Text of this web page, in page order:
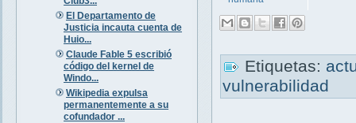
El Departamento de
Justicia incauta cuenta de
Huio...
Claude Fable 5 escribió
código del kernel de
Windo...
Wikipedia expulsa
permanentemente a su
cofundador ...
Etiquetas:
vulnerabilidad